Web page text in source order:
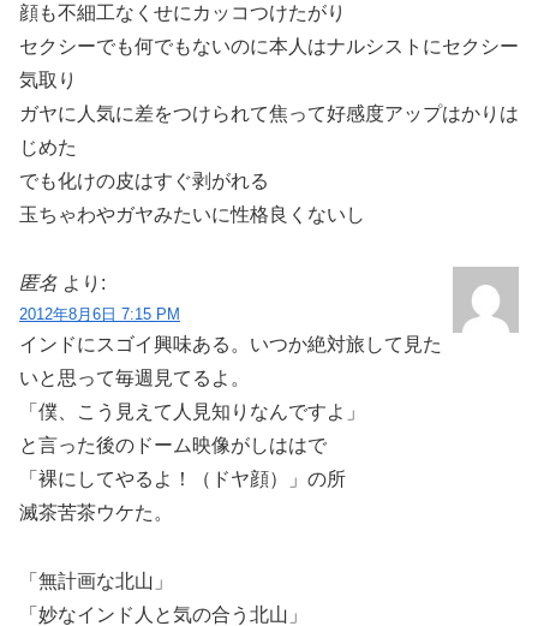
顔も不細工なくせにカッコつけたがり
セクシーでも何でもないのに本人はナルシストにセクシー
気取り
ガヤに人気に差をつけられて焦って好感度アップはかりは
じめた
でも化けの皮はすぐ剥がれる
玉ちゃわやガヤみたいに性格良くないし
匿名 より:
2012年8月6日 7:15 PM
インドにスゴイ興味ある。いつか絶対旅して見た
いと思って毎週見てるよ。
「僕、こう見えて人見知りなんですよ」
と言った後のドーム映像がしははで
「裸にしてやるよ！（ドヤ顔）」の所
滅茶苦茶ウケた。
「無計画な北山」
「妙なインド人と気の合う北山」